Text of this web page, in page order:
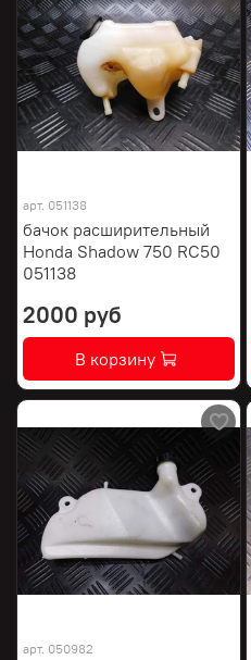
арт. 051138
бачок расширительный
Honda Shadow 750 RC50
051138
2000 руб
В корзину
арт. 050982